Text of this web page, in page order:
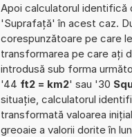
Apoi calculatorul
'Suprafață' în acest caz.
corespunzătoare pe care
transformarea pe care ați
introdusă sub forma
'44 ft2 = km2' sau '30
situație, calculatorul
transformată valoarea
greoaie a valorii dorite în